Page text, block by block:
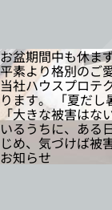
お盆期間中も休ま
平素より格別のご
当社ハウスプロテ
ります。 「夏だ
「大きな被害は
いるうちに、ある
じめ、気づけば
お知らせ